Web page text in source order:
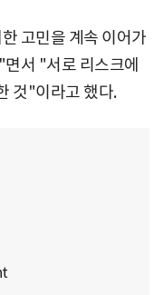
고민을 계속 이어가
서 "서로 리스크에
것"이라고 했다.